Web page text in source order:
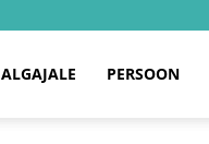
ALGAJALE PERSOON